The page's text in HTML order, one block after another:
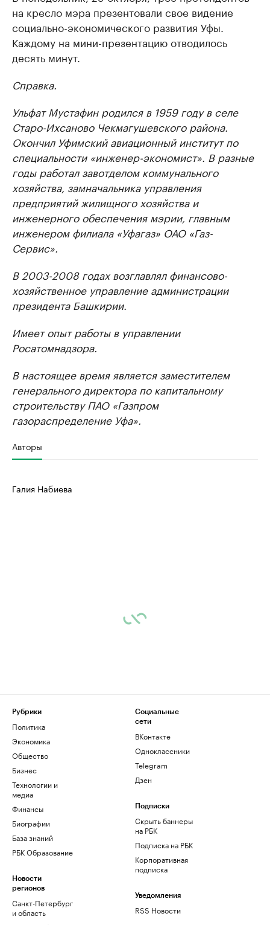
на кресло мэра презентовали свое видение
социально-экономического развития Уфы.
Каждому на мини-презентацию отводилось
десять минут.
Справка.
Ульфат Мустафин родился в 1959 году в селе
Старо-Ихсаново Чекмагушевского района.
Окончил Уфимский авиационный институт по
специальности «инженер-экономист». В разные
годы работал завотделом коммунального
хозяйства, замначальника управления
предприятий жилищного хозяйства и
инженерного обеспечения мэрии, главным
инженером филиала «Уфагаз» ОАО «Газ-
Сервис».
В 2003-2008 годах возглавлял финансово-
хозяйственное управление администрации
президента Башкирии.
Имеет опыт работы в управлении
Росатомнадзора.
В настоящее время является заместителем
генерального директора по капитальному
строительству ПАО «Газпром
газораспределение Уфа».
Авторы
Галия Набиева
Рубрики
Политика
Экономика
Общество
Бизнес
Технологии и
медиа
Финансы
Биографии
База знаний
РБК Образование
Новости
регионов
Санкт-Петербург
и область
Социальные
сети
ВКонтакте
Одноклассники
Telegram
Дзен
Подписки
Скрыть баннеры
на РБК
Подписка на РБК
Корпоративная
подписка
Уведомления
RSS Новости